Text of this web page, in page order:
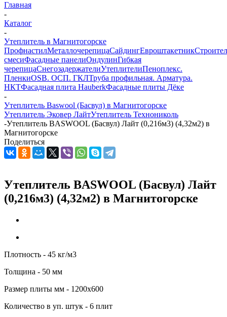
Главная
-
Каталог
-
Утеплитель в Магнитогорске
ПрофнастилМеталлочерепицаСайдингЕвроштакетник
смесиФасадные панелиОндулинГибкая
черепицаСнегозадержателиУтеплителиПеноплекс.
ПленкиOSB. ОСП. ГКЛТруба профильная. Арматура.
НКТФасадная плита HauberkФасадные плиты Дёке
-
Утеплитель Baswool (Басвул) в Магнитогорске
Утеплитель Эковер ЛайтУтеплитель Технониколь
-Утеплитель BASWOOL (Басвул) Лайт (0,216м3) (4,32м2) в
Магнитогорске
Поделиться
Утеплитель BASWOOL (Басвул) Лайт
(0,216м3) (4,32м2) в Магнитогорске
Плотность - 45 кг/м3
Толщина - 50 мм
Размер плиты мм - 1200х600
Количество в уп. штук - 6 плит